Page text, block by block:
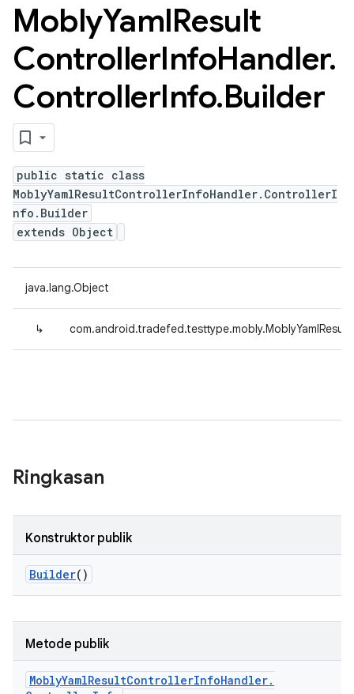
MoblyYamlResult
ControllerInfoHandler.
ControllerInfo.Builder
public static class
MoblyYamlResultControllerInfoHandler.ControllerI
nfo.Builder
extends Object
java.lang.Object
↳
Ringkasan
Konstruktor publik
Builder()
Metode publik
MoblyYamlResultControllerInfoHandler.